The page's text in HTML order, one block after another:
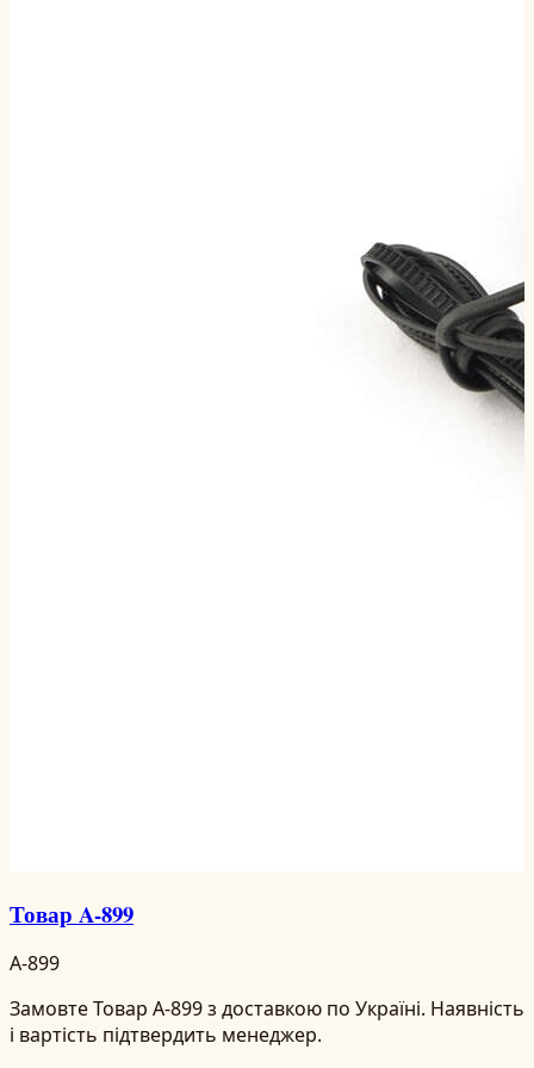
Товар A-899
A-899
Замовте Товар A-899 з доставкою по Україні. Наявність
і вартість підтвердить менеджер.